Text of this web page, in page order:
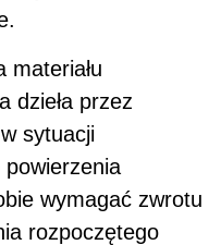
materiału
dzieła przez
sytuacji
wymagać zwrotu
rozpoczętego